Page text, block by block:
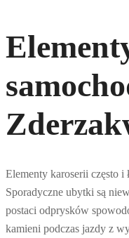
Elementy karoserii często i
Sporadyczne ubytki są
postaci odprysków
kamieni podczas jazdy z